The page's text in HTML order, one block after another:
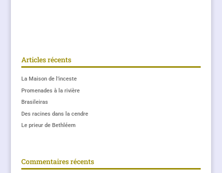
Articles récents
La Maison de l’inceste
Promenades à la rivière
Brasileiras
Des racines dans la cendre
Le prieur de Bethléem
Commentaires récents